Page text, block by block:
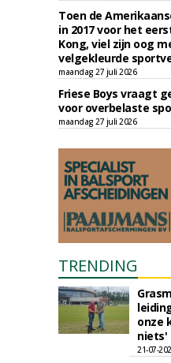
Toen de
in 2017 voor het
Kong, viel zijn oog
velgekleurde
maandag 27 juli 2026
Friese Boys vraagt
voor overbelaste
maandag 27 juli 2026
TRENDING
onze
niets'
21-07-